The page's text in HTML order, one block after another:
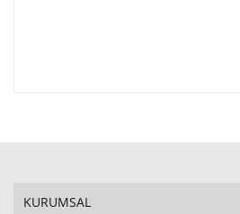
KURUMSAL